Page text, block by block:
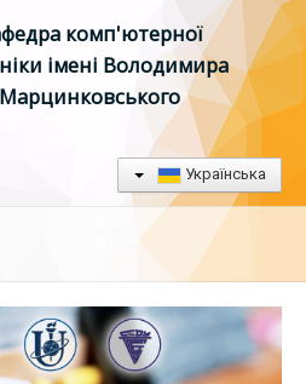
комп'ютерної
імені Володимира
Марцинковського
Українська